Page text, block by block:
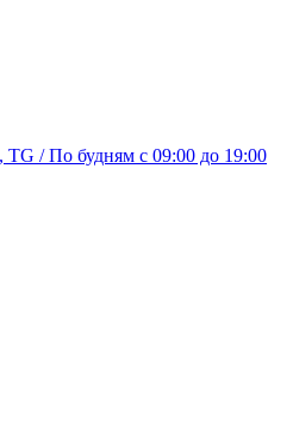
TG / По будням c 09:00 до 19:00